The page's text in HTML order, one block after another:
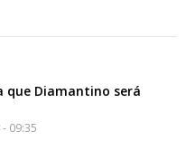
que Diamantino será
- 09:35